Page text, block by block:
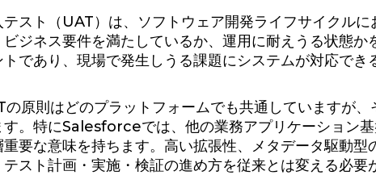
スト（UAT）は、ソフトウェア開発ライフサイクル
ジネス要件を満たしているか、運用に耐えうる状態
トであり、現場で発生しうる課題にシステムが対応でき
原則はどのプラットフォームでも共通していますが
す。特にSalesforceでは、他の業務アプリケーション
要な意味を持ちます。高い拡張性、メタデータ駆動
スト計画・実施・検証の進め方を従来とは変える必要